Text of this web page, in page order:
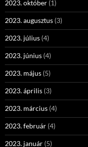
2023. október (1)
2023. augusztus (3)
2023. július (4)
2023. június (4)
2023. május (5)
2023. április (3)
2023. március (4)
2023. február (4)
2023. január (5)